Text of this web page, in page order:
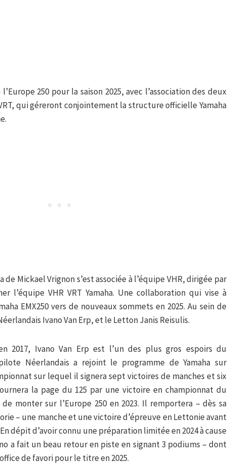
250 pour la saison 2025, avec l’association des deux
qui géreront conjointement la structure officielle Yamaha
de Mickael Vrignon s’est associée à l’équipe VHR, dirigée par
l’équipe VHR VRT Yamaha. Une collaboration qui vise à
EMX250 vers de nouveaux sommets en 2025. Au sein de
Ivano Van Erp, et le Letton Janis Reisulis.
2017, Ivano Van Erp est l’un des plus gros espoirs du
Néerlandais a rejoint le programme de Yamaha sur
sur lequel il signera sept victoires de manches et six
la page du 125 par une victoire en championnat du
monter sur l’Europe 250 en 2023. Il remportera – dès sa
– une manche et une victoire d’épreuve en Lettonie avant
dépit d’avoir connu une préparation limitée en 2024 à cause
a fait un beau retour en piste en signant 3 podiums – dont
de favori pour le titre en 2025.